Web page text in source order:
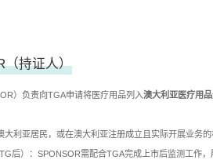
（持证人）
）负责向TGA申请将医疗用品列入澳大利亚医疗用
利亚居民，或在澳大利亚注册成立且实际开展业务
后）：SPONSOR需配合TGA完成上市后监测工作